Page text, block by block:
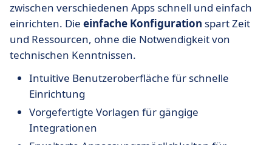
zwischen verschiedenen Apps schnell und einfach
einrichten. Die einfache Konfiguration spart Zeit
und Ressourcen, ohne die Notwendigkeit von
technischen Kenntnissen.
Intuitive Benutzeroberfläche für schnelle
Einrichtung
Vorgefertigte Vorlagen für gängige
Integrationen